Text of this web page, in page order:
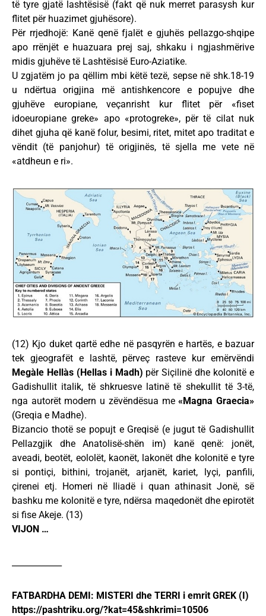
të tyre gjatë lashtësisë (fakt që nuk merret parasysh kur
flitet për huazimet gjuhësore).
Për rrjedhojë: Kanë qenë fjalët e gjuhës pellazgo-shqipe
apo rrënjët e huazuara prej saj, shkaku i ngjashmërive
midis gjuhëve të Lashtësisë Euro-Aziatike.
U zgjatëm jo pa qëllim mbi këtë tezë, sepse në shk.18-19
u ndërtua origjina më antishkencore e popujve dhe
gjuhëve europiane, veçanrisht kur flitet për «fiset
idoeuropiane greke» apo «protogreke», për të cilat nuk
dihet gjuha që kanë folur, besimi, ritet, mitet apo traditat e
vëndit (të panjohur) të origjinës, të sjella me vete në
«atdheun e ri».
(12) Kjo duket qartë edhe në pasqyrën e hartës, e bazuar
tek gjeografët e lashtë, përveç rasteve kur emërvëndi
Megàle Hellàs (Hellas i Madh) për Siçilinë dhe kolonitë e
Gadishullit italik, të shkruesve latinë të shekullit të 3-të,
nga autorët modern u zëvëndësua me«Magna Graecia»
(Greqia e Madhe).
Bizancio thotë se popujt e Greqisë (e jugut të Gadishullit
Pellazgjik dhe Anatolisë-shën im) kanë qenë: jonët,
aveadi, beotët, eololët, kaonët, lakonët dhe kolonitë e tyre
si pontiçi, bithini, trojanët, arjanët, kariet, lyçi, panfili,
çirenei etj. Homeri në Iliadë i quan athinasit Jonë, së
bashku me kolonitë e tyre, ndërsa maqedonët dhe epirotët
si fise Akeje. (13)
VIJON …
FATBARDHA DEMI: MISTERI dhe TERRI i emrit GREK (I)
https://pashtriku.org/?kat=45&shkrimi=10506